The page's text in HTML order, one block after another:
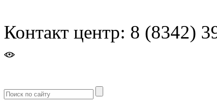
Контакт центр: 8 (8342)